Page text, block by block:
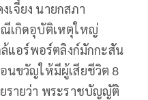
เจี้ยง นายกสภา
เกิดอุบัติเหตุใหญ่
แอร์พอร์ตลิงก์มักกะสัน
นขวัญให้มีผู้เสียชีวิต 8
รายว่า พระราชบัญญัติ